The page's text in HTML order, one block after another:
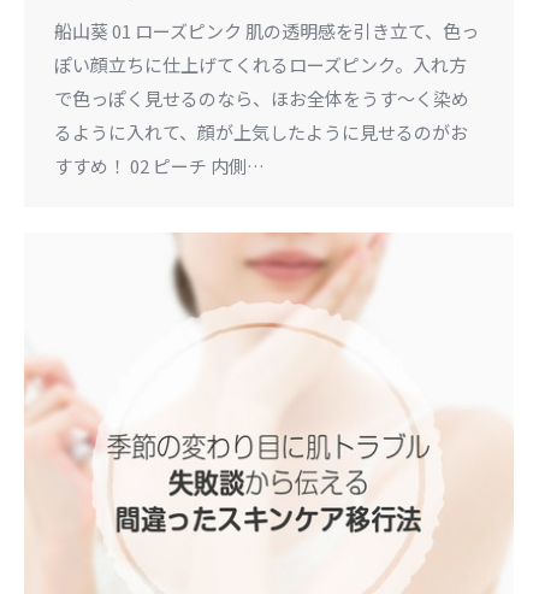
船山葵 01 ローズピンク 肌の透明感を引き立て、色っ
ぽい顔立ちに仕上げてくれるローズピンク。入れ方
で色っぽく見せるのなら、ほお全体をうす〜く染め
るように入れて、顔が上気したように見せるのがお
すすめ！ 02 ピーチ 内側…